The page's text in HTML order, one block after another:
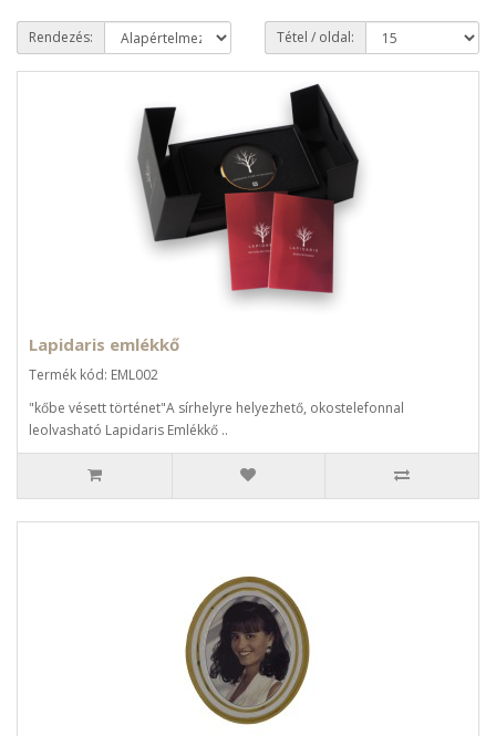
Rendezés: Tétel / oldal:
Lapidaris emlékkő
Termék kód: EML002
"kőbe vésett történet"A sírhelyre helyezhető, okostelefonnal
leolvasható Lapidaris Emlékkő ..